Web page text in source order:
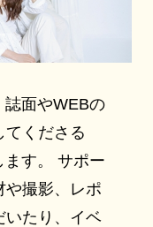
誌面やWEBの
てくださる
す。 サポー
や撮影、レポ
いたり、イベ